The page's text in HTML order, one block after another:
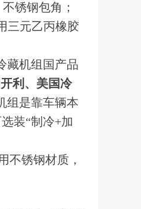
锈钢包角；
三元乙丙橡胶
藏机组国产品
利、美国冷
组是靠车辆本
装“制冷+加
不锈钢材质，